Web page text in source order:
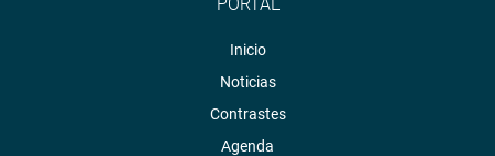
Inicio
Noticias
Contrastes
Agenda